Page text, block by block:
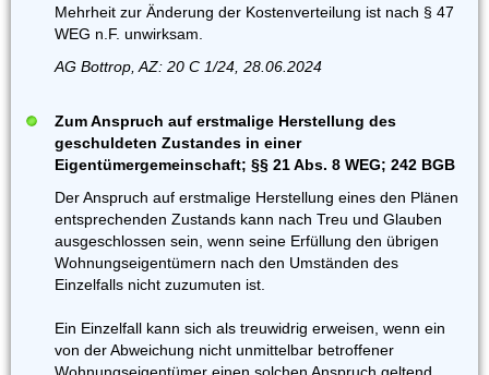
Mehrheit zur Änderung der Kostenverteilung ist nach § 47
WEG n.F. unwirksam.
AG Bottrop, AZ: 20 C 1/24, 28.06.2024
Zum Anspruch auf erstmalige Herstellung des
geschuldeten Zustandes in einer
Eigentümergemeinschaft; §§ 21 Abs. 8 WEG; 242 BGB
Der Anspruch auf erstmalige Herstellung eines den Plänen
entsprechenden Zustands kann nach Treu und Glauben
ausgeschlossen sein, wenn seine Erfüllung den übrigen
Wohnungseigentümern nach den Umständen des
Einzelfalls nicht zuzumuten ist.
Ein Einzelfall kann sich als treuwidrig erweisen, wenn ein
von der Abweichung nicht unmittelbar betroffener